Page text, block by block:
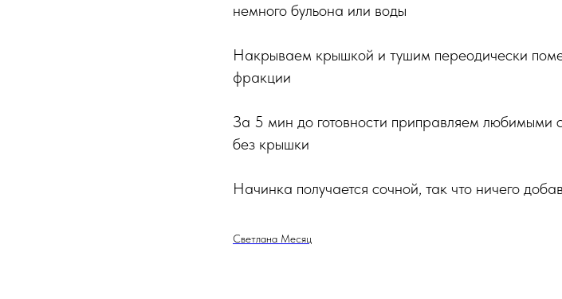
немного бульона или воды
Накрываем крышкой и тушим переодически
фракции
За 5 мин до готовности приправляем любимыми
без крышки
Начинка получается сочной, так что ничего
Светлана Месяц